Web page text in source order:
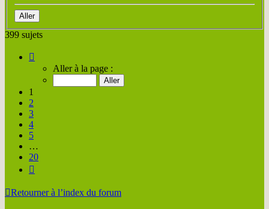
399 sujets
sur
Aller à la page :
1
2
3
4
5
…
20
Retourner à l’index du forum